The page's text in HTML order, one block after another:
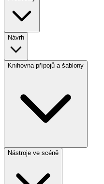
Návrh
Knihovna přípojů a šablony
Nástroje ve scéně